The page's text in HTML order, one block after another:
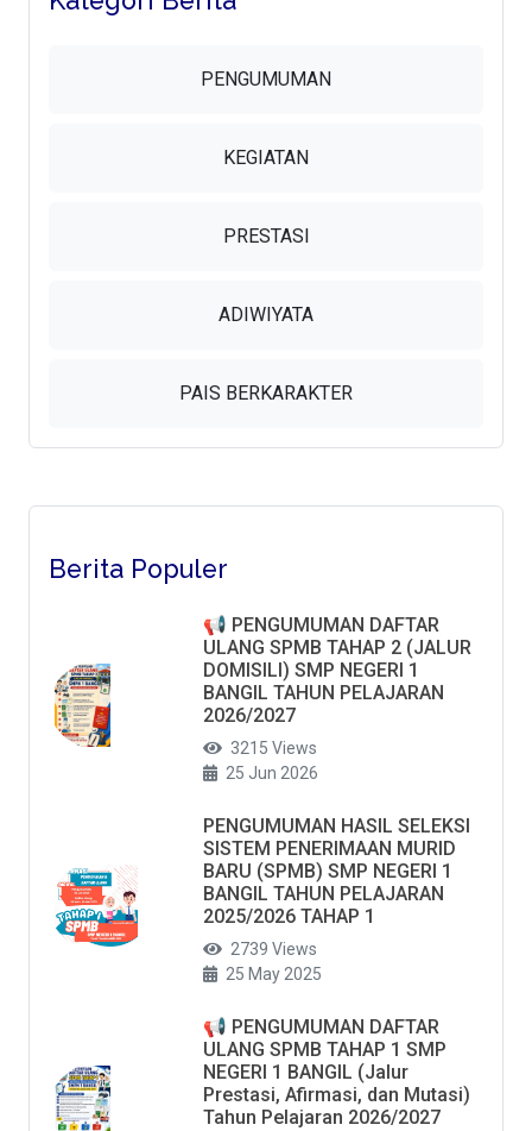
PENGUMUMAN
KEGIATAN
PRESTASI
ADIWIYATA
PAIS BERKARAKTER
Berita Populer
📢 PENGUMUMAN DAFTAR
ULANG SPMB TAHAP 2 (JALUR
DOMISILI) SMP NEGERI 1
BANGIL TAHUN PELAJARAN
2026/2027
3215 Views
25 Jun 2026
PENGUMUMAN HASIL SELEKSI
SISTEM PENERIMAAN MURID
BARU (SPMB) SMP NEGERI 1
BANGIL TAHUN PELAJARAN
2025/2026 TAHAP 1
2739 Views
25 May 2025
📢 PENGUMUMAN DAFTAR
ULANG SPMB TAHAP 1 SMP
NEGERI 1 BANGIL (Jalur
Prestasi, Afirmasi, dan Mutasi)
Tahun Pelajaran 2026/2027